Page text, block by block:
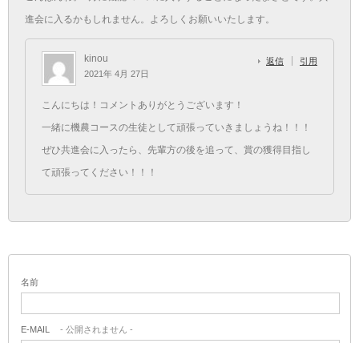
進会に入るかもしれません。よろしくお願いいたします。
kinou
2021年 4月 27日
返信 引用
こんにちは！コメントありがとうございます！
一緒に機農コースの生徒として頑張っていきましょうね！！！
ぜひ共進会に入ったら、先輩方の後を追って、賞の獲得目指し
て頑張ってください！！！
名前
E-MAIL - 公開されません -